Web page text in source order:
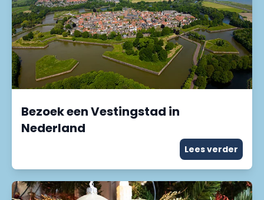
Bezoek een Vestingstad in
Nederland
Lees verder